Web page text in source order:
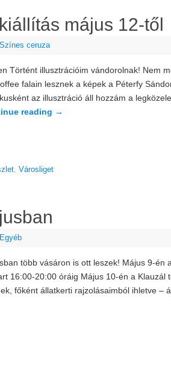
május 12-től
Színes ceruza
Történt illusztrációim vándorolnak! Nem
falain lesznek a képek a Péterfy
az illusztráció áll hozzám a
reading →
, Városliget
Egyéb
több vásáron is ott leszek! Május 9-én
16:00-20:00 óráig Május 10-én a
főként állatkerti rajzolásaimból ihletve –